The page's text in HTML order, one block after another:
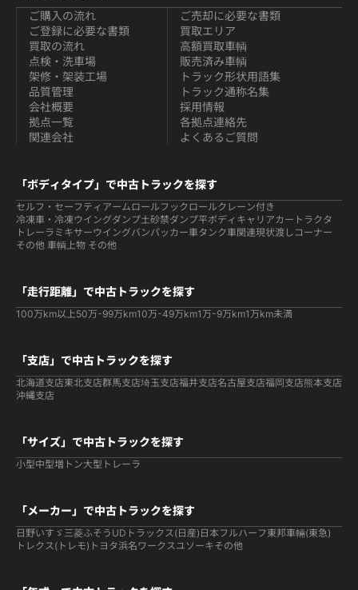
ご購入の流れ
ご登録に必要な書類
買取の流れ
ご売却に必要な書類
買取エリア
高額買取車輌
点検・洗車場
架修・架装工場
品質管理
販売済み車輌
トラック形状用語集
トラック通称名集
会社概要
拠点一覧
関連会社
採用情報
各拠点連絡先
よくあるご質問
「ボディタイプ」で中古トラックを探す
セルフ・セーフティ アームロールフックロールクレーン付き
冷凍車・冷凍ウイングダンプ土砂禁ダンプ平ボディ キャリアカー トラクタ
トレーラ ミキサーウイングバンパッカー車タンク車関連現状渡しコーナー
その他 車輌上物 その他
「走行距離」で中古トラックを探す
100万km以上50万-99万km10万-49万km1万-9万km1万km未満
「支店」で中古トラックを探す
北海道支店東北支店群馬支店埼玉支店福井支店名古屋支店福岡支店熊本支店
沖縄支店
「サイズ」で中古トラックを探す
小型中型増トン大型 トレーラ
「メーカー」で中古トラックを探す
日野いすゞ 三菱ふそう UDトラックス(日産) 日本フルハーフ 東邦車輛(東急)
トレクス(トレモ) トヨタ浜名ワークスユソーキその他